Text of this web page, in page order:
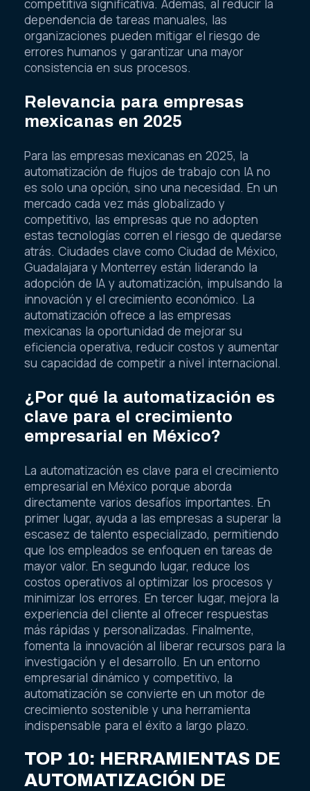
competitiva significativa. Además, al reducir la
dependencia de tareas manuales, las
organizaciones pueden mitigar el riesgo de
errores humanos y garantizar una mayor
consistencia en sus procesos.
Relevancia para empresas
mexicanas en 2025
Para las empresas mexicanas en 2025, la
automatización de flujos de trabajo con IA no
es solo una opción, sino una necesidad. En un
mercado cada vez más globalizado y
competitivo, las empresas que no adopten
estas tecnologías corren el riesgo de quedarse
atrás. Ciudades clave como Ciudad de México,
Guadalajara y Monterrey están liderando la
adopción de IA y automatización, impulsando la
innovación y el crecimiento económico. La
automatización ofrece a las empresas
mexicanas la oportunidad de mejorar su
eficiencia operativa, reducir costos y aumentar
su capacidad de competir a nivel internacional.
¿Por qué la automatización es
clave para el crecimiento
empresarial en México?
La automatización es clave para el crecimiento
empresarial en México porque aborda
directamente varios desafíos importantes. En
primer lugar, ayuda a las empresas a superar la
escasez de talento especializado, permitiendo
que los empleados se enfoquen en tareas de
mayor valor. En segundo lugar, reduce los
costos operativos al optimizar los procesos y
minimizar los errores. En tercer lugar, mejora la
experiencia del cliente al ofrecer respuestas
más rápidas y personalizadas. Finalmente,
fomenta la innovación al liberar recursos para la
investigación y el desarrollo. En un entorno
empresarial dinámico y competitivo, la
automatización se convierte en un motor de
crecimiento sostenible y una herramienta
indispensable para el éxito a largo plazo.
TOP 10: HERRAMIENTAS DE
AUTOMATIZACIÓN DE